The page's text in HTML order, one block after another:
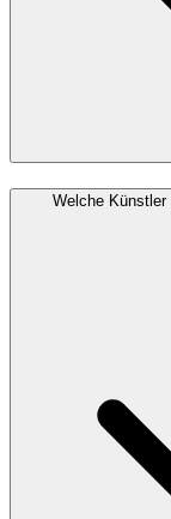
Welche Künstler